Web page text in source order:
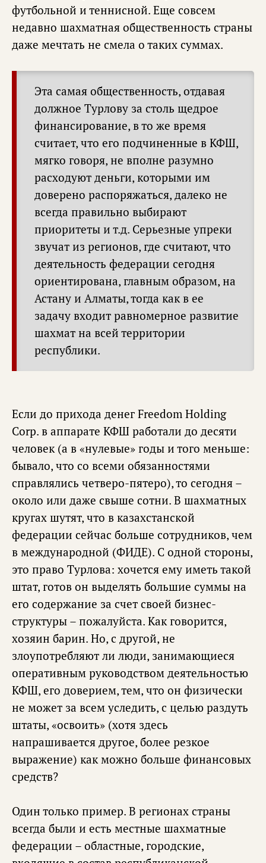
футбольной и теннисной. Еще совсем
недавно шахматная общественность страны
даже мечтать не смела о таких суммах.
Эта самая общественность, отдавая
должное Турлову за столь щедрое
финансирование, в то же время
считает, что его подчиненные в КФШ,
мягко говоря, не вполне разумно
расходуют деньги, которыми им
доверено распоряжаться, далеко не
всегда правильно выбирают
приоритеты и т.д. Серьезные упреки
звучат из регионов, где считают, что
деятельность федерации сегодня
ориентирована, главным образом, на
Астану и Алматы, тогда как в ее
задачу входит равномерное развитие
шахмат на всей территории
республики.
Если до прихода денег Freedom Holding
Corp. в аппарате КФШ работали до десяти
человек (а в «нулевые» годы и того меньше:
бывало, что со всеми обязанностями
справлялись четверо-пятеро), то сегодня –
около или даже свыше сотни. В шахматных
кругах шутят, что в казахстанской
федерации сейчас больше сотрудников, чем
в международной (ФИДЕ). С одной стороны,
это право Турлова: хочется ему иметь такой
штат, готов он выделять большие суммы на
его содержание за счет своей бизнес-
структуры – пожалуйста. Как говорится,
хозяин барин. Но, с другой, не
злоупотребляют ли люди, занимающиеся
оперативным руководством деятельностью
КФШ, его доверием, тем, что он физически
не может за всем уследить, с целью раздуть
штаты, «освоить» (хотя здесь
напрашивается другое, более резкое
выражение) как можно больше финансовых
средств?
Один только пример. В регионах страны
всегда были и есть местные шахматные
федерации – областные, городские,